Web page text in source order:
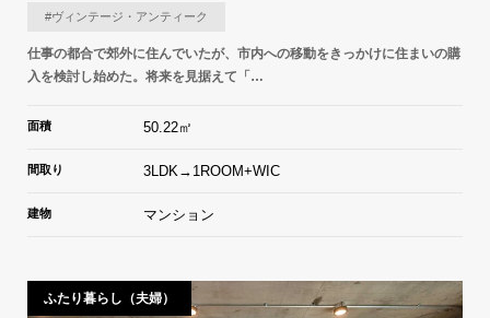
#ヴィンテージ・アンティーク
仕事の都合で郊外に住んでいたが、市内への移動をきっかけに住まいの購
入を検討し始めた。将来を見据えて「…
面積 50.22㎡
間取り 3LDK→1ROOM+WIC
建物 マンション
ふたり暮らし（夫婦）